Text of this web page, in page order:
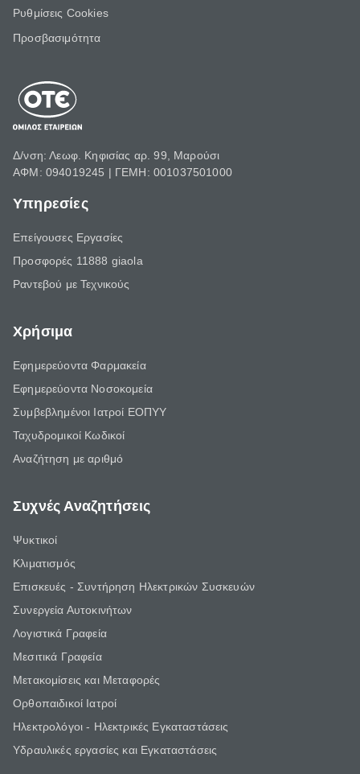
Ρυθμίσεις Cookies
Προσβασιμότητα
Δ/νση: Λεωφ. Κηφισίας αρ. 99, Μαρούσι
ΑΦΜ: 094019245 | ΓΕΜΗ: 001037501000
Υπηρεσίες
Επείγουσες Εργασίες
Προσφορές 11888 giaola
Ραντεβού με Τεχνικούς
Χρήσιμα
Εφημερεύοντα Φαρμακεία
Εφημερεύοντα Νοσοκομεία
Συμβεβλημένοι Ιατροί ΕΟΠΥΥ
Ταχυδρομικοί Κωδικοί
Αναζήτηση με αριθμό
Συχνές Αναζητήσεις
Ψυκτικοί
Κλιματισμός
Επισκευές - Συντήρηση Ηλεκτρικών Συσκευών
Συνεργεία Αυτοκινήτων
Λογιστικά Γραφεία
Μεσιτικά Γραφεία
Μετακομίσεις και Μεταφορές
Ορθοπαιδικοί Ιατροί
Ηλεκτρολόγοι - Ηλεκτρικές Εγκαταστάσεις
Υδραυλικές εργασίες και Εγκαταστάσεις